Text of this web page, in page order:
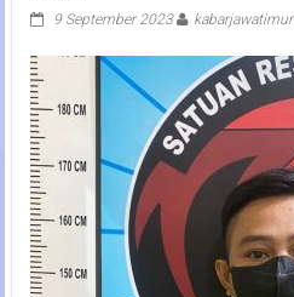
9 September 2023 kabarjawatimur